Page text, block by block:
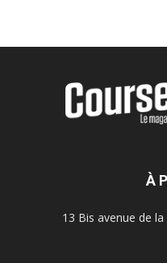
À
13 Bis avenue de